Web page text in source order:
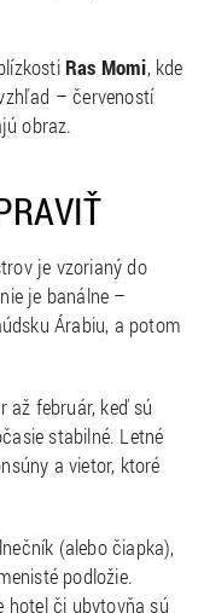
Ras Momi, kde
– červeností
obraz.
je vzorianý do
je banálne –
Árabiu, a potom
až február, keď sú
stabilné. Letné
a vietor, ktoré
(alebo čiapka),
podložie.
hotel či ubytovňa sú